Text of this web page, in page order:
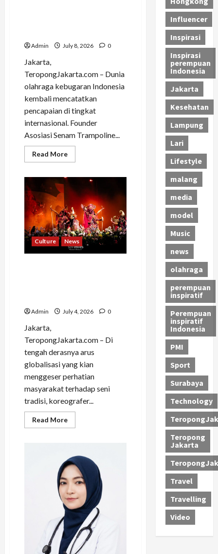
Admin July 8, 2026 0
Jakarta,
TeropongJakarta.com – Dunia
olahraga kebugaran Indonesia
kembali mencatatkan
pencapaian di tingkat
internasional. Founder
Asosiasi Senam Trampoline...
Read MoreRead
more
Sejarah
di
Rusia,
Master
Dhentykitty
Tampil
sebagai
Guest
Star
Performance
Master
Culture News
Admin July 4, 2026 0
Jakarta,
TeropongJakarta.com – Di
tengah derasnya arus
globalisasi yang kian
menggeser perhatian
masyarakat terhadap seni
tradisi, koreografer...
Read MoreRead
more
Nursanthi
Hidupkan
Kembali
Warisan
Betawi
Lewat
Inovasi
Tari
Wayang
Kilaras
Purwa
Influencer
Inspirasi
Inspirasi
perempuan
Indonesia
Jakarta
Kesehatan
Lampung
Lari
Lifestyle
malang
media
model
Music
news
olahraga
perempuan
inspiratif
Perempuan
inspiratif
Indonesia
PMI
Sport
Surabaya
Technology
Teropong
Jakarta
Travel
Travelling
Video